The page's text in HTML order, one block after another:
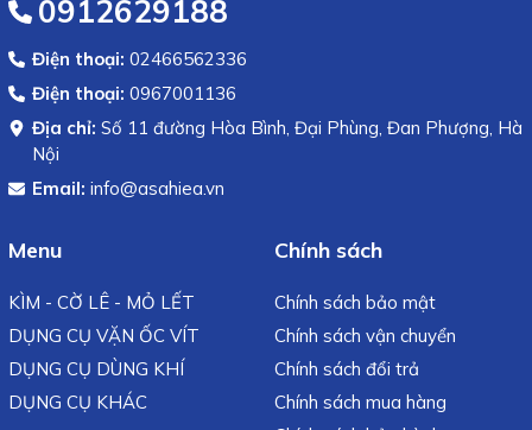
0912629188
Điện thoại: 02466562336
Điện thoại: 0967001136
Địa chỉ: Số 11 đường Hòa Bình, Đại Phùng, Đan Phượng, Hà
Nội
Email: info@asahiea.vn
Menu
KÌM - CỜ LÊ - MỎ LẾT
DỤNG CỤ VẶN ỐC VÍT
DỤNG CỤ DÙNG KHÍ
DỤNG CỤ KHÁC
Chính sách
Chính sách bảo mật
Chính sách vận chuyển
Chính sách đổi trả
Chính sách mua hàng